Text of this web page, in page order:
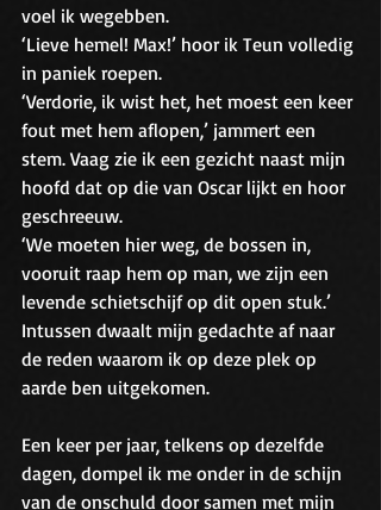
voel ik wegebben.
‘Lieve hemel! Max!’ hoor ik Teun volledig
in paniek roepen.
‘Verdorie, ik wist het, het moest een keer
fout met hem aflopen,’ jammert een
stem. Vaag zie ik een gezicht naast mijn
hoofd dat op die van Oscar lijkt en hoor
geschreeuw.
‘We moeten hier weg, de bossen in,
vooruit raap hem op man, we zijn een
levende schietschijf op dit open stuk.’
Intussen dwaalt mijn gedachte af naar
de reden waarom ik op deze plek op
aarde ben uitgekomen.
Een keer per jaar, telkens op dezelfde
dagen, dompel ik me onder in de schijn
van de onschuld door samen met mijn